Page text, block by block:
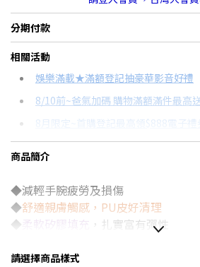
分期付款
＊實際可分期數、適用利率，請以購物車
信用卡分期
分期數
12期
24期
每期金額
相關活動
娛樂滿載★滿額登記抽豪華影音好禮
8/10前~爸氣加碼 購物滿額滿件最高
8月限定~首購登記最高領$888電子禮
台灣大哥大Open Possible聯名卡滿
商品簡介
◆減輕手腕疲勞及損傷
◆舒適親膚觸感，PU皮好清理
◆ 柔軟矽膠填充
，扎實富有彈性
◆支撐手腕貼合，保持自然放鬆
請選擇商品樣式